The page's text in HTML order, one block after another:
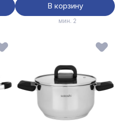
В корзину
мин. 2